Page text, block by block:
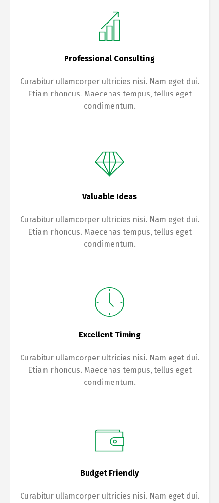
Professional Consulting
Curabitur ullamcorper ultricies nisi. Nam eget dui.
Etiam rhoncus. Maecenas tempus, tellus eget
condimentum.
Valuable Ideas
Curabitur ullamcorper ultricies nisi. Nam eget dui.
Etiam rhoncus. Maecenas tempus, tellus eget
condimentum.
Excellent Timing
Curabitur ullamcorper ultricies nisi. Nam eget dui.
Etiam rhoncus. Maecenas tempus, tellus eget
condimentum.
Budget Friendly
Curabitur ullamcorper ultricies nisi. Nam eget dui.